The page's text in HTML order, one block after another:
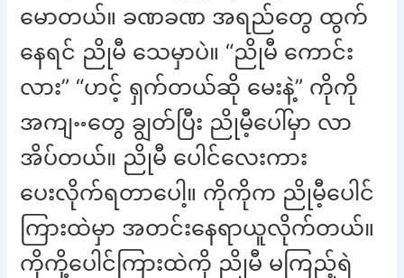
မောတယ်။ ခဏခဏ အရည်တွေ ထွက်
နေရင် ညိုမီ သေမှာပဲ။ “ညိုမီ ကောင်း
လား” “ဟင့် ရှက်တယ်ဆို မေးနဲ့” ကိုကို
အကျႌတွေ ချွတ်ပြီး ညိုမီ့ပေါ်မှာ လာ
အိပ်တယ်။ ညိုမီ ပေါင်လေးကား
ပေးလိုက်ရတာပေါ့။ ကိုကိုက ညိုမီ့ပေါင်
ကြားထဲမှာ အတင်းနေရာယူလိုက်တယ်။
ကိုကို့ပေါင်ကြားထဲကို ညိုမီ မကြည့်ရဲ